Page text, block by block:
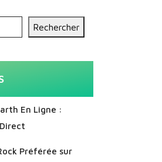
Rechercher
En Ligne :
Préférée sur